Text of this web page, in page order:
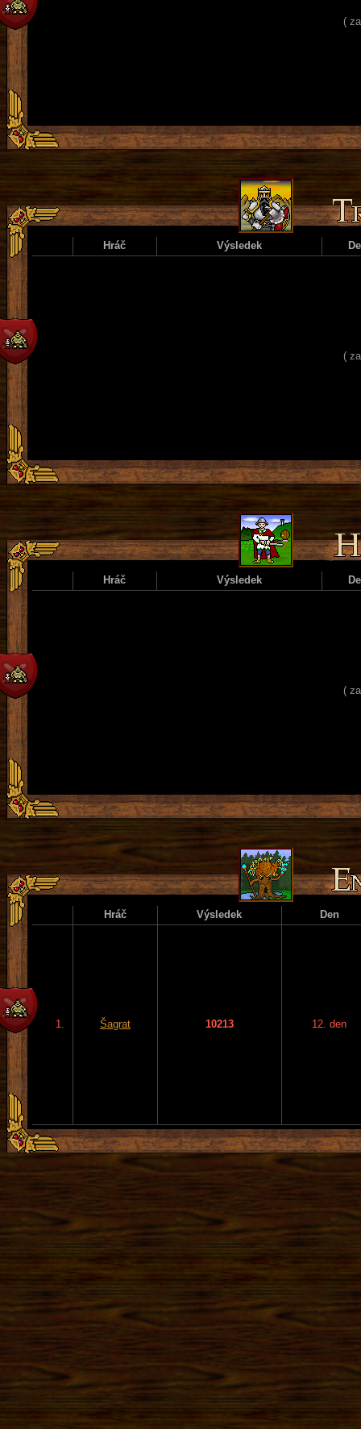
(
Hráč Výsledek
(
Hráč Výsledek
(
Hráč Výsledek Den
1. Šagrat 10213 12. den